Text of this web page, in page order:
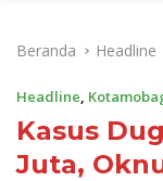
Beranda Headline
Headline,
Kasus
Juta,